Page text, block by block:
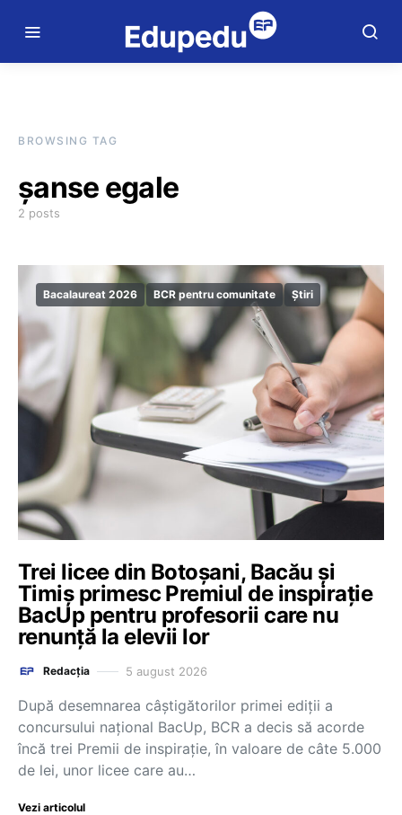
BROWSING TAG
șanse egale
2 posts
Bacalaureat 2026 BCR pentru comunitate Știri
Trei licee din Botoșani, Bacău și
Timiș primesc Premiul de inspirație
BacUp pentru profesorii care nu
renunță la elevii lor
Redacția 5 august 2026
După desemnarea câștigătorilor primei ediții a
concursului național BacUp, BCR a decis să acorde
încă trei Premii de inspirație, în valoare de câte 5.000
de lei, unor licee care au…
Vezi articolul